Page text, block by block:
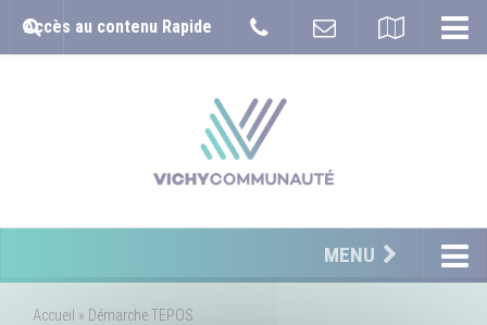
Accès au contenu Rapide
MENU
Accueil » Démarche TEPOS